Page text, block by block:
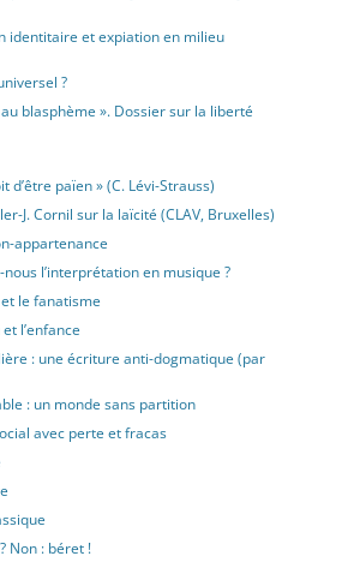
en revue les foyers de l’irrationalisme
le politiquement correct – New Age,
religion kémitiste, eugénisme
artificialisme post-humaniste,
et en analyse les racines théosophiques
si l’on persistait à ignorer
de l’idéologie intersectionnelle ».
haïr l’original (par Jean-Pierre
haine de la filiation
Invité
littérature, histoire Revue
ils, depuis des millénaires, une haine
à un racisme ou une
Lecteur de Jean-François Lyotard, de
méditer cette question. L’antériorité
sur les deux autres monothéismes et
nourrissent une profonde ambivalence
identitaire et expiation en milieu
?
blasphème ». Dossier sur la liberté
d’être païen » (C. Lévi-Strauss)
J. Cornil sur la laïcité (CLAV, Bruxelles)
appartenance
l’interprétation en musique ?
le fanatisme
l’enfance
: une écriture anti-dogmatique (par
: un monde sans partition
avec perte et fracas
Non : béret !